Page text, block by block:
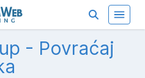
- Povraćaj